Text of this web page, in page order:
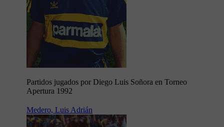
Partidos jugados por Diego Luis Soñora en Torneo
Apertura 1992
Medero, Luis Adrián